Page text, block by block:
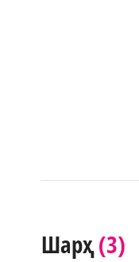
Шарҳ(3)